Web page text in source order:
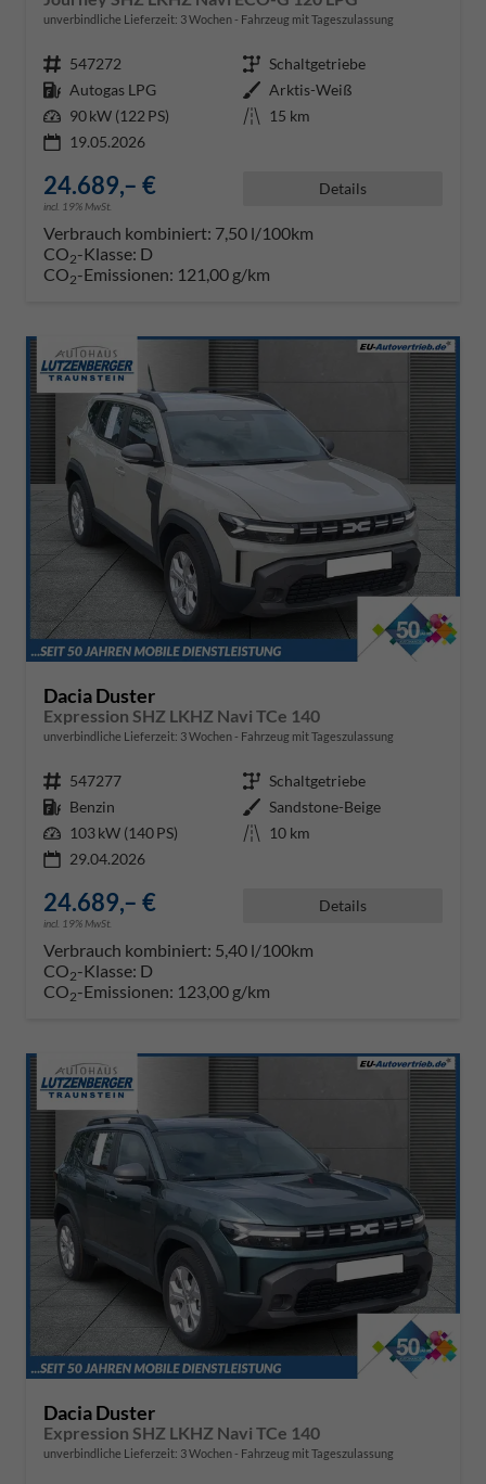
unverbindliche Lieferzeit: 3 Wochen Fahrzeug mit Tageszulassung
Fahrzeugnr. 547272 Getriebe Schaltgetriebe
Kraftstoff Autogas LPG Außenfarbe Arktis-Weiß
Leistung 90 kW (122 PS) Kilometerstand 15 km
19.05.2026
24.689,– €
incl. 19% MwSt.
Details
Verbrauch kombiniert: 7,50 l/100km
CO2-Klasse: D
CO2-Emissionen: 121,00 g/km
Dacia Duster
Expression SHZ LKHZ Navi TCe 140
unverbindliche Lieferzeit: 3 Wochen Fahrzeug mit Tageszulassung
Fahrzeugnr. 547277 Getriebe Schaltgetriebe
Kraftstoff Benzin Außenfarbe Sandstone-Beige
Leistung 103 kW (140 PS) Kilometerstand 10 km
29.04.2026
24.689,– €
incl. 19% MwSt.
Details
Verbrauch kombiniert: 5,40 l/100km
CO2-Klasse: D
CO2-Emissionen: 123,00 g/km
Dacia Duster
Expression SHZ LKHZ Navi TCe 140
unverbindliche Lieferzeit: 3 Wochen Fahrzeug mit Tageszulassung